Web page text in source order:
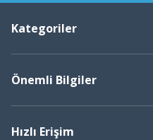
Kategoriler
Önemli Bilgiler
Hızlı Erişim